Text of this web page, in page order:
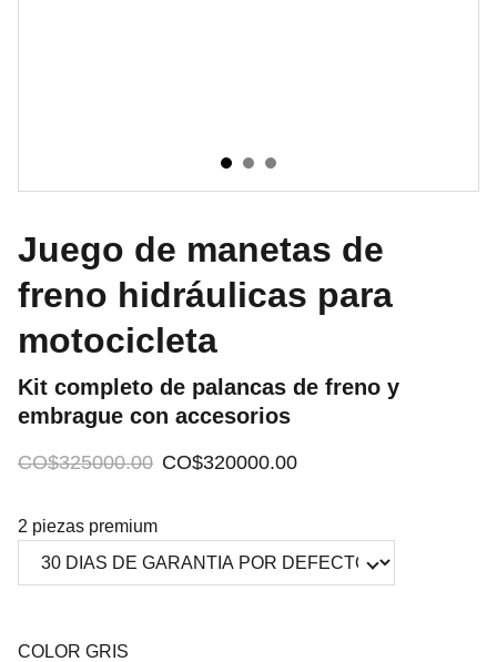
Juego de manetas de
freno hidráulicas para
motocicleta
Kit completo de palancas de freno y
embrague con accesorios
CO$325000.00 CO$320000.00
2 piezas premium
COLOR GRIS